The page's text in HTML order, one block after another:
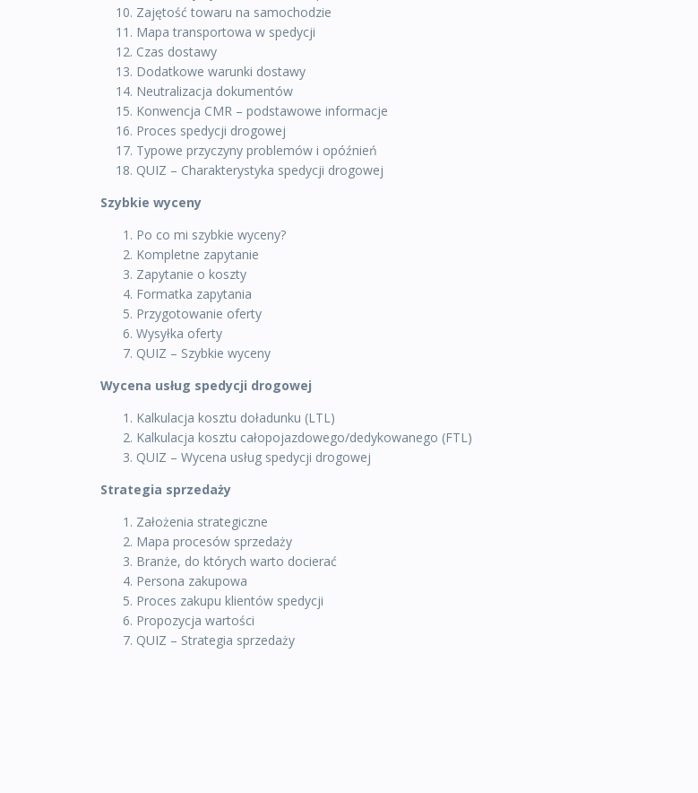
Zajętość towaru na samochodzie
Mapa transportowa w spedycji
Czas dostawy
Dodatkowe warunki dostawy
Neutralizacja dokumentów
Konwencja CMR – podstawowe informacje
Proces spedycji drogowej
Typowe przyczyny problemów i opóźnień
QUIZ – Charakterystyka spedycji drogowej
Szybkie wyceny
Po co mi szybkie wyceny?
Kompletne zapytanie
Zapytanie o koszty
Formatka zapytania
Przygotowanie oferty
Wysyłka oferty
QUIZ – Szybkie wyceny
Wycena usług spedycji drogowej
Kalkulacja kosztu doładunku (LTL)
Kalkulacja kosztu całopojazdowego/dedykowanego (FTL)
QUIZ – Wycena usług spedycji drogowej
Strategia sprzedaży
Założenia strategiczne
Mapa procesów sprzedaży
Branże, do których warto docierać
Persona zakupowa
Proces zakupu klientów spedycji
Propozycja wartości
QUIZ – Strategia sprzedaży